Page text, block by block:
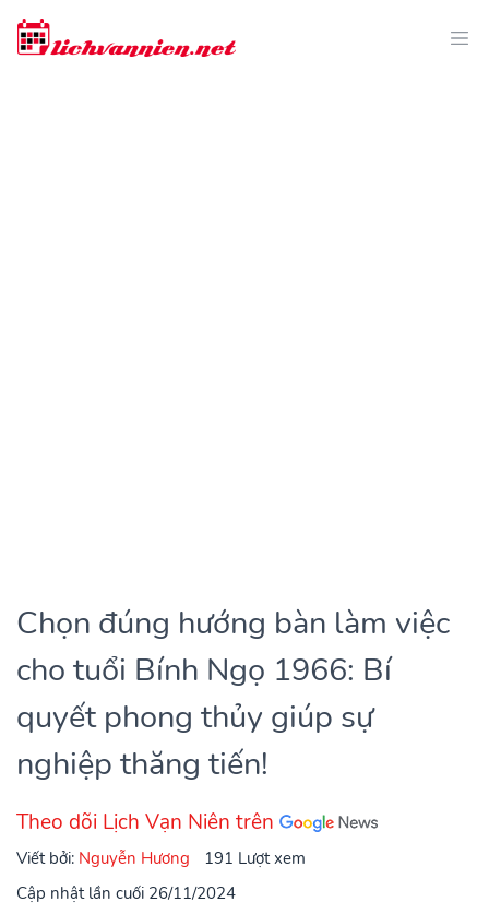
Chọn đúng hướng bàn làm việc
cho tuổi Bính Ngọ 1966: Bí
quyết phong thủy giúp sự
nghiệp thăng tiến!
Theo dõi Lịch Vạn Niên trên
Viết bởi: Nguyễn Hương
191 Lượt xem
Cập nhật lần cuối 26/11/2024